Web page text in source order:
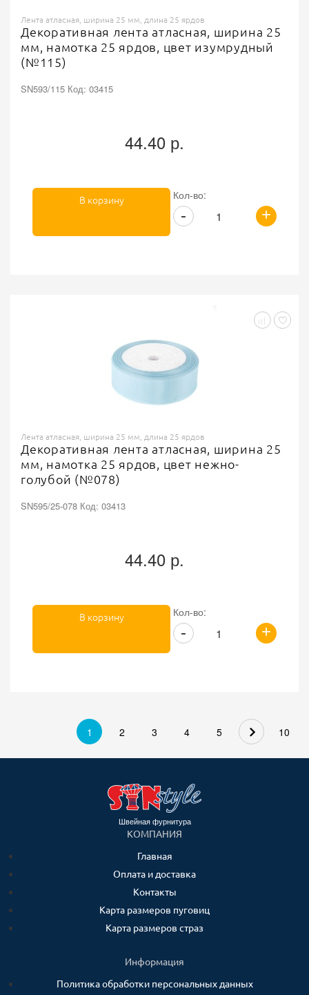
Лента атласная, ширина 25 мм, длина 25 ярдов
Декоративная лента атласная, ширина 25
мм, намотка 25 ярдов, цвет изумрудный
(№115)
SN593/115 Код: 03415
44.40 р.
Кол-во:
+
-
В корзину
Лента атласная, ширина 25 мм, длина 25 ярдов
Декоративная лента атласная, ширина 25
мм, намотка 25 ярдов, цвет нежно-
голубой (№078)
SN595/25-078 Код: 03413
44.40 р.
Кол-во:
+
-
В корзину
1 2 3 4 5 10
Швейная фурнитура
КОМПАНИЯ
Главная
Оплата и доставка
Контакты
Карта размеров пуговиц
Карта размеров страз
Информация
Политика обработки персональных данных